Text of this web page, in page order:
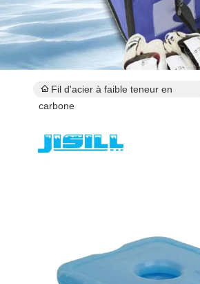
Fil d'acier à faible teneur en
carbone